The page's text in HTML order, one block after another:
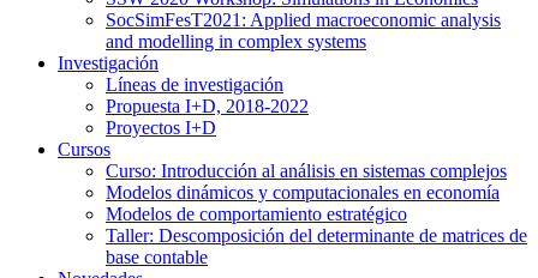
SocSimFesT2021: Applied macroeconomic analysis
and modelling in complex systems
Investigación
Líneas de investigación
Propuesta I+D, 2018-2022
Proyectos I+D
Cursos
Curso: Introducción al análisis en sistemas complejos
Modelos dinámicos y computacionales en economía
Modelos de comportamiento estratégico
Taller: Descomposición del determinante de matrices de
base contable